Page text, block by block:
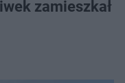
zamieszkał